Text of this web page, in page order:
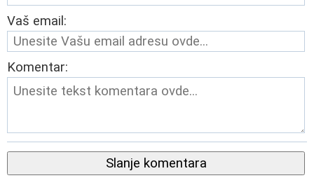
Vaš email:
Komentar:
Slanje komentara